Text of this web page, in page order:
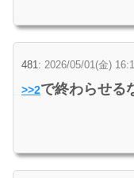
481: 2026/05/01(金)
>>2で終わらせる